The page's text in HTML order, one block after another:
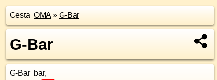
Cesta: OMA» G-Bar
G-Bar
G-Bar: bar,